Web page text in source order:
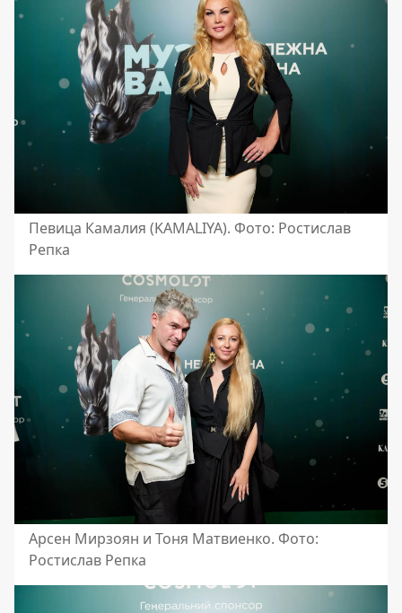
Певица Камалия (KAMALIYA). Фото: Ростислав
Репка
Арсен Мирзоян и Тоня Матвиенко. Фото:
Ростислав Репка